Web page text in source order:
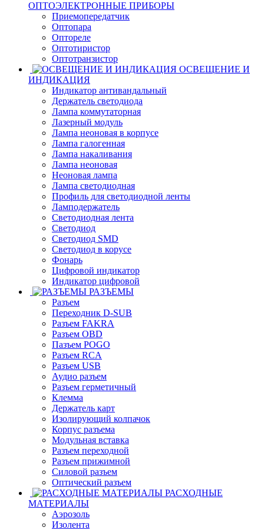
ОПТОЭЛЕКТРОННЫЕ ПРИБОРЫ
Приемопередатчик
Оптопара
Оптореле
Оптотиристор
Оптотранзистор
ОСВЕЩЕНИЕ И
ИНДИКАЦИЯ
Индикатор антивандальный
Держатель светодиода
Лампа коммутаторная
Лазерный модуль
Лампа неоновая в корпусе
Лампа галогенная
Лампа накаливания
Лампа неоновая
Неоновая лампа
Лампа светодиодная
Профиль для светодиодной ленты
Ламподержатель
Светодиодная лента
Светодиод
Светодиод SMD
Светодиод в корусе
Фонарь
Цифровой индикатор
Индикатор цифровой
РАЗЪЕМЫ
Разъем
Переходник D-SUB
Разъем FAKRA
Разъем OBD
Пазъем POGO
Разъем RCA
Разъем USB
Аудио разъем
Разъем герметичный
Клемма
Держатель карт
Изолирующий колпачок
Корпус разъема
Модульная вставка
Разъем переходной
Разъем прижимной
Силовой разъем
Оптический разъем
РАСХОДНЫЕ
МАТЕРИАЛЫ
Аэрозоль
Изолента